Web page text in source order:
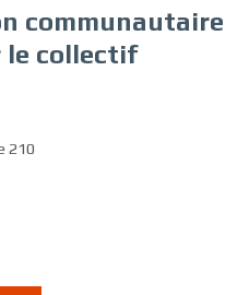
communautaire
le collectif
210